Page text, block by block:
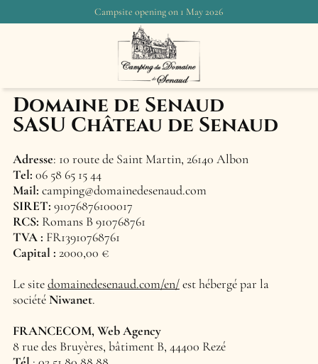
Campsite opening on 1 May 2026
Mentions légales
Domaine de Senaud
SASU Château de Senaud
Adresse: 10 route de Saint Martin, 26140 Albon
Tel: 06 58 65 15 44
Mail: camping@domainedesenaud.com
SIRET: 91076876100017
RCS: Romans B 910768761
TVA : FR13910768761
Capital : 2000,00 €
Le sitedomainedesenaud.com/en/est hébergé par la
sociétéNiwanet.
FRANCECOM, Web Agency
8 rue des Bruyères, bâtiment B, 44400 Rezé